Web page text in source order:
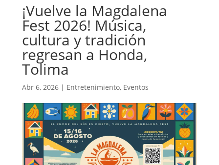
¡Vuelve la Magdalena
Fest 2026! Música,
cultura y tradición
regresan a Honda,
Tolima
Abr 6, 2026| Entretenimiento, Eventos